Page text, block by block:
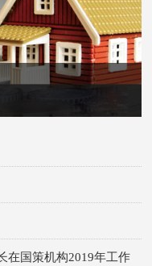
国策机构2019年工作